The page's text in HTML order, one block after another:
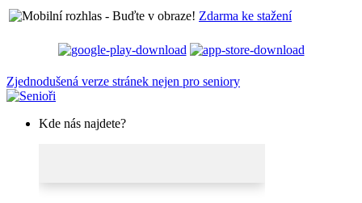
Zdarma ke stažení
Zjednodušená verze stránek nejen pro seniory
Kde nás najdete?